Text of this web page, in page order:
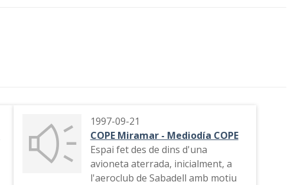
1997-09-21
COPE Miramar - Mediodía COPE
Espai fet des de dins d'una
avioneta aterrada, inicialment, a
l'aeroclub de Sabadell amb motiu